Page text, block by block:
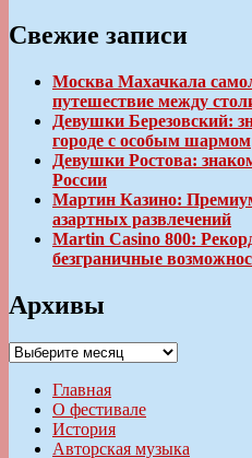
Свежие записи
Москва Махачкала
путешествие между
Девушки Березовский:
городе с особым шармом
Девушки Ростова:
России
Мартин Казино:
азартных развлечений
Martin Casino 800:
безграничные
Архивы
Архивы
Главная
О фестивале
История
Авторская музыка